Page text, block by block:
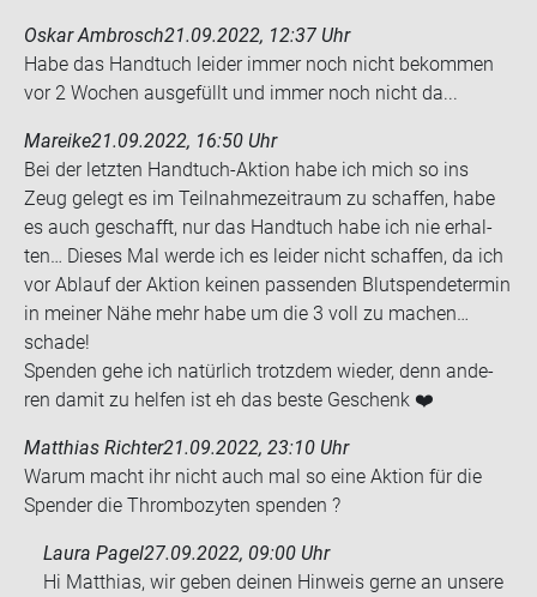
Oskar Ambrosch21.09.2022, 12:37 Uhr
Habe das Hand­tuch lei­der immer noch nicht be­kom­men
vor 2 Wo­chen aus­ge­füllt und immer noch nicht da...
Mareike21.09.2022, 16:50 Uhr
Bei der letz­ten Handtuch-​Aktion habe ich mich so ins
Zeug ge­legt es im Teil­nah­me­zeit­raum zu schaf­fen, habe
es auch ge­schafft, nur das Hand­tuch habe ich nie er­hal­
ten… Die­ses Mal werde ich es lei­der nicht schaf­fen, da ich
vor Ab­lauf der Ak­ti­on kei­nen pas­sen­den Blut­spen­de­ter­min
in mei­ner Nähe mehr habe um die 3 voll zu ma­chen…
scha­de!
Spen­den gehe ich na­tür­lich trotz­dem wie­der, denn an­de­
ren damit zu hel­fen ist eh das beste Ge­schenk ❤️
Matthias Richter21.09.2022, 23:10 Uhr
Warum macht ihr nicht auch mal so eine Ak­ti­on für die
Spen­der die Throm­bo­zy­ten spen­den ?
Laura Pagel27.09.2022, 09:00 Uhr
Hi Matthias, wir geben deinen Hinweis gerne an unsere